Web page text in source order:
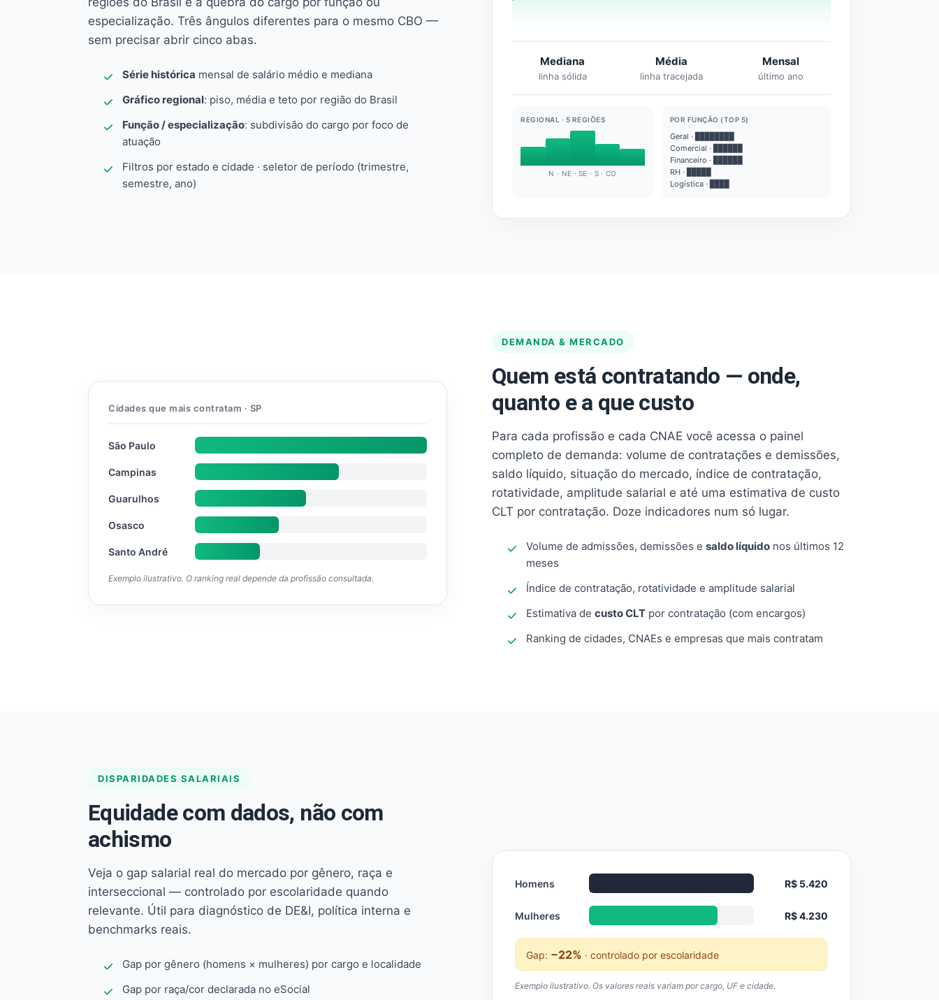
especialização. Três ângulos diferentes para o mesmo CBO —
sem precisar abrir cinco abas.
Série histórica mensal de salário médio e mediana
Gráfico regional: piso, média e teto por região do Brasil
Função / especialização: subdivisão do cargo por foco de
atuação
Filtros por estado e cidade · seletor de período (trimestre,
semestre, ano)
Mediana
linha sólida
Média
linha tracejada
Mensal
último ano
REGIONAL · 5 REGIÕES
N · NE · SE · S · CO
POR FUNÇÃO (TOP 5)
Geral · ████████
Comercial · ██████
Financeiro · ██████
RH · █████
Logística · ████
DEMANDA & MERCADO
Quem está contratando — onde,
quanto e a que custo
Para cada profissão e cada CNAE você acessa o painel
completo de demanda: volume de contratações e demissões,
saldo líquido, situação do mercado, índice de contratação,
rotatividade, amplitude salarial e até uma estimativa de custo
CLT por contratação. Doze indicadores num só lugar.
Volume de admissões, demissões e saldo líquido nos últimos 12
meses
Índice de contratação, rotatividade e amplitude salarial
Estimativa de custo CLT por contratação (com encargos)
Ranking de cidades, CNAEs e empresas que mais contratam
Cidades que mais contratam · SP
São Paulo
Campinas
Guarulhos
Osasco
Santo André
Exemplo ilustrativo. O ranking real depende da profissão consultada.
DISPARIDADES SALARIAIS
Equidade com dados, não com
achismo
Veja o gap salarial real do mercado por gênero, raça e
interseccional — controlado por escolaridade quando
relevante. Útil para diagnóstico de DE&I, política interna e
benchmarks reais.
Gap por gênero (homens × mulheres) por cargo e localidade
Gap por raça/cor declarada no eSocial
Homens R$ 5.420
Mulheres R$ 4.230
Gap: −22% · controlado por escolaridade
Exemplo ilustrativo. Os valores reais variam por cargo, UF e cidade.